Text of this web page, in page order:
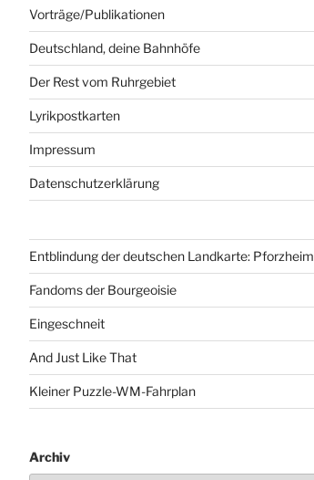
Vorträge/Publikationen
Deutschland, deine Bahnhöfe
Der Rest vom Ruhrgebiet
Lyrikpostkarten
Impressum
Datenschutzerklärung
Entblindung der deutschen Landkarte: Pforzheim
Fandoms der Bourgeoisie
Eingeschneit
And Just Like That
Kleiner Puzzle-WM-Fahrplan
Archiv